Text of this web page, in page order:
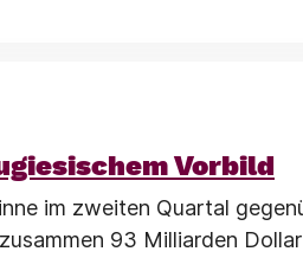
Vorbild
im zweiten Quartal
93 Milliarden Dollar